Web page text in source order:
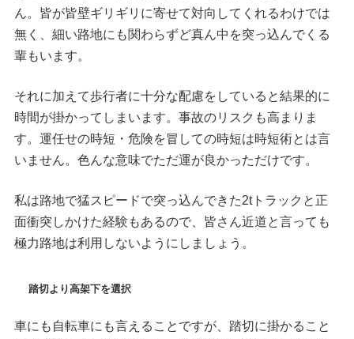
ん。皆が皆壁ギリギリに寄せて対向してくれるわけでは
無く、細い路地にも関わらずど真ん中を突っ込んでくる
輩もいます。
それに加えて歩行者に十分な配慮をしていると結果的に
時間が掛かってしまいます。事故のリスクも高まりま
す。運任せの時短・危険を冒しての時短は時短術とは言
いません。色んな意味でただ運が良かっただけです。
私は路地で猛スピードで突っ込んできた2tトラックと正
面衝突しかけた経験もあるので、皆さん近道と言っても
極力路地は利用しないようにしましょう。
踏切より高架下を選択
車にも自転車にも言えることですが、踏切に掛かること